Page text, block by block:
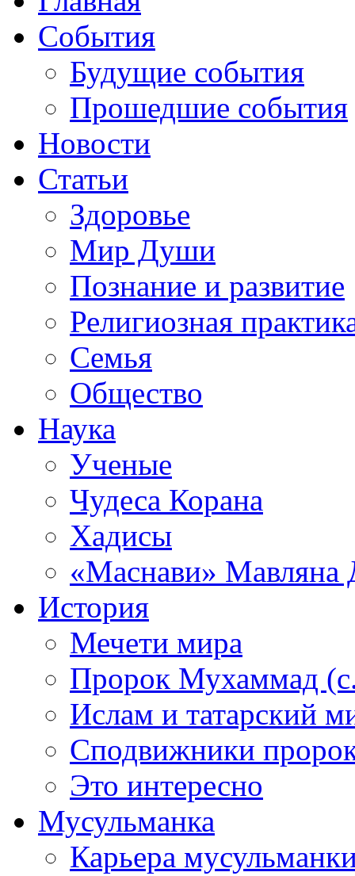
События
Будущие события
Прошедшие события
Новости
Статьи
Здоровье
Мир Души
Познание и развитие
Религиозная
Семья
Общество
Наука
Ученые
Чудеса Корана
Хадисы
«Маснави» Мавляна
История
Мечети мира
Пророк Мухаммад
Ислам и татарский
Сподвижники
Это интересно
Мусульманка
Карьера